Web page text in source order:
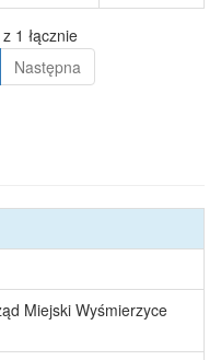
1 łącznie
Następna
Miejski Wyśmierzyce